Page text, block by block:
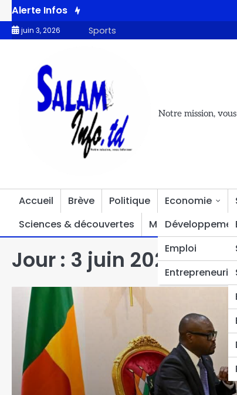
Alerte Infos
de coordination nationale apporte des précisions suite
juin 3, 2026 Sports
Notre mission,
Accueil Brève Politique
Economie
Emploi
Sciences & découvertes
Multimédia
Jour : 3 juin 2026